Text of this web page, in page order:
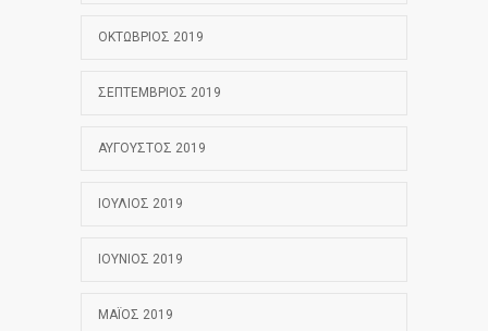
ΟΚΤΏΒΡΙΟΣ 2019
ΣΕΠΤΈΜΒΡΙΟΣ 2019
ΑΎΓΟΥΣΤΟΣ 2019
ΙΟΎΛΙΟΣ 2019
ΙΟΎΝΙΟΣ 2019
ΜΆΙΟΣ 2019